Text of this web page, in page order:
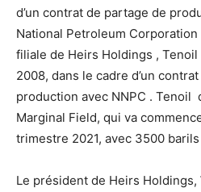
d’un contrat de partage de
National Petroleum Corporation
filiale de Heirs Holdings , Tenoil
2008, dans le cadre d’un
production avec NNPC .
Marginal Field, qui va
trimestre 2021, avec 3500
Le président de Heirs Holdings,